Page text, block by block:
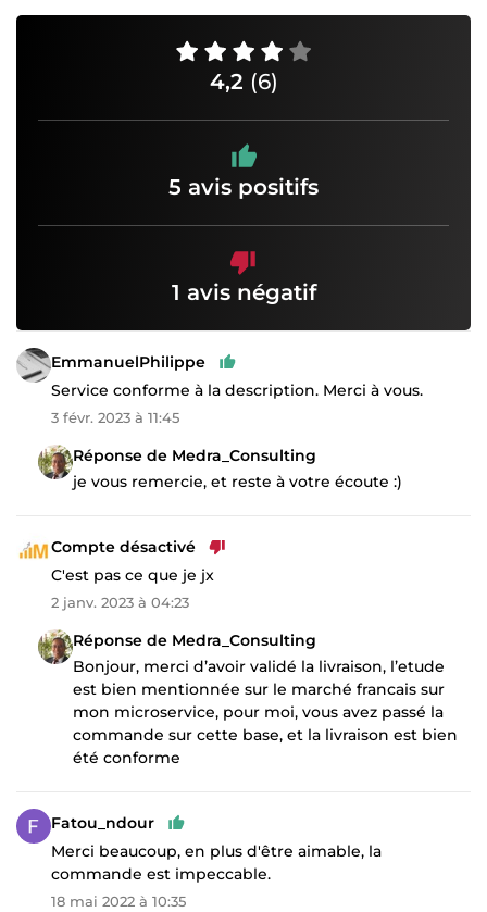
4,2 (6)
5 avis positifs
1 avis négatif
EmmanuelPhilippe
Service conforme à la description. Merci à vous.
3 févr. 2023 à 11:45
Réponse de Medra_Consulting
je vous remercie, et reste à votre écoute :)
Compte désactivé
C'est pas ce que je jx
2 janv. 2023 à 04:23
Réponse de Medra_Consulting
Bonjour, merci d’avoir validé la livraison, l’etude
est bien mentionnée sur le marché francais sur
mon microservice, pour moi, vous avez passé la
commande sur cette base, et la livraison est bien
été conforme
Fatou_ndour
Merci beaucoup, en plus d'être aimable, la
commande est impeccable.
18 mai 2022 à 10:35